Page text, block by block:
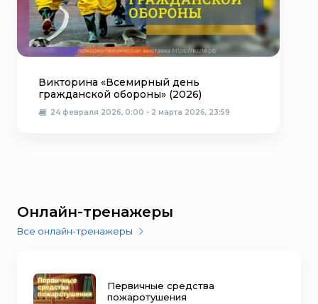
Викторина «Всемирный день
гражданской обороны» (2026)
24 февраля 2026, 0:00 - 2 марта 2026, 23:59
Онлайн-тренажеры
Все онлайн-тренажеры
Первичные средства
пожаротушения